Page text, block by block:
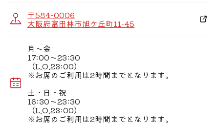
また、ちょっと贅沢なプレミアムメニューもご用意！少し
贅沢に楽しみたい、、、
そんな時にぴったりなメニューも!!
〒584-0006
大阪府富田林市旭ケ丘町11-45
月〜金
17:00〜23:30
（L.O.23:00）
※お席のご利用は2時間までとなります。
土・日・祝
16:30〜23:30
（L.O.23:00）
※お席のご利用は2時間までとなります。